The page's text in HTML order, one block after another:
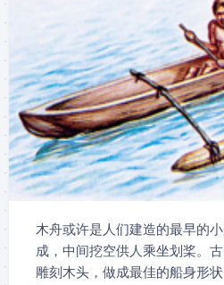
木舟或许是人们建造的最早的
成，中间挖空供人乘坐划桨。
雕刻木头，做成最佳的船身形